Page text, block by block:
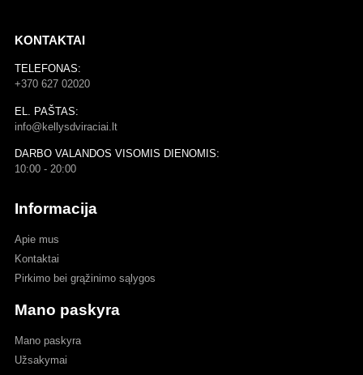
KONTAKTAI
TELEFONAS:
+370 627 02020
EL. PAŠTAS:
info@kellysdviraciai.lt
DARBO VALANDOS VISOMIS DIENOMIS:
10:00 - 20:00
Informacija
Apie mus
Kontaktai
Pirkimo bei grąžinimo sąlygos
Mano paskyra
Mano paskyra
Užsakymai